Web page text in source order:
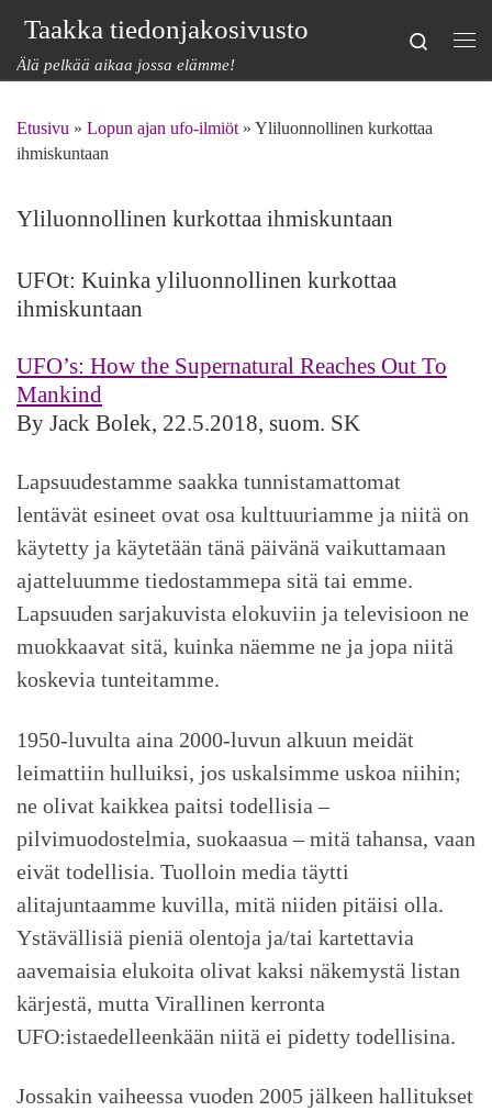
Skip to content
Taakka tiedonjakosivusto
Älä pelkää aikaa jossa elämme!
Search
Etusivu » Lopun ajan ufo-ilmiöt » Yliluonnollinen kurkottaa
ihmiskuntaan
Yliluonnollinen kurkottaa ihmiskuntaan
UFOt: Kuinka yliluonnollinen kurkottaa
ihmiskuntaan
UFO’s: How the Supernatural Reaches Out To
Mankind
By Jack Bolek, 22.5.2018, suom. SK
Lapsuudestamme saakka tunnistamattomat
lentävät esineet ovat osa kulttuuriamme ja niitä on
käytetty ja käytetään tänä päivänä vaikuttamaan
ajatteluumme tiedostammepa sitä tai emme.
Lapsuuden sarjakuvista elokuviin ja televisioon ne
muokkaavat sitä, kuinka näemme ne ja jopa niitä
koskevia tunteitamme.
1950-luvulta aina 2000-luvun alkuun meidät
leimattiin hulluiksi, jos uskalsimme uskoa niihin;
ne olivat kaikkea paitsi todellisia –
pilvimuodostelmia, suokaasua – mitä tahansa, vaan
eivät todellisia. Tuolloin media täytti
alitajuntaamme kuvilla, mitä niiden pitäisi olla.
Ystävällisiä pieniä olentoja ja/tai kartettavia
aavemaisia elukoita olivat kaksi näkemystä listan
kärjestä, mutta Virallinen kerronta
UFO:istaedelleenkään niitä ei pidetty todellisina.
Jossakin vaiheessa vuoden 2005 jälkeen hallitukset